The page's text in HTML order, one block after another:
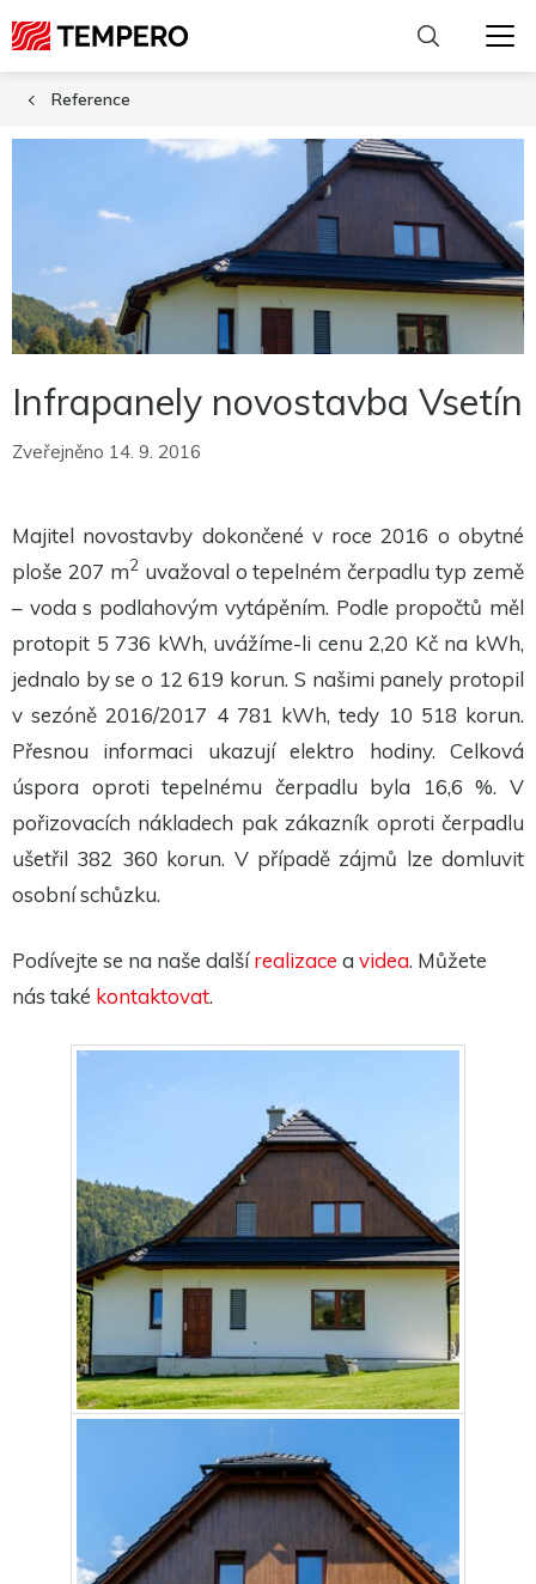
Reference
Infrapanely novostavba Vsetín
Zveřejněno 14. 9. 2016
Majitel novostavby dokončené v roce 2016 o obytné
ploše 207 m2uvažoval o tepelném čerpadlu typ země
– voda s podlahovým vytápěním. Podle propočtů měl
protopit 5 736 kWh, uvážíme-li cenu 2,20 Kč na kWh,
jednalo by se o 12 619 korun. S našimi panely protopil
v sezóně 2016/2017 4 781 kWh, tedy 10 518 korun.
Přesnou informaci ukazují elektro hodiny. Celková
úspora oproti tepelnému čerpadlu byla 16,6 %. V
pořizovacích nákladech pak zákazník oproti čerpadlu
ušetřil 382 360 korun. V případě zájmů lze domluvit
osobní schůzku.
Podívejte se na naše dalšírealizace a videa. Můžete
nás také kontaktovat.
Tyto
cookies
nejsou
volitelné.
potřeba
fungování
Statistiky
Abychom
mohli
zlepšit
funkčnost
a
je web
stránky
fungovaly
při vaší
návštěvě co
nejlépe.
cookies
odmítnete,
některé
funkce z
webu zmizí.
Marketing
Sdílením svých
našich stránek
zvyšujete šanci na
zobrazení
personalizovaného
obsahu a nabídek.